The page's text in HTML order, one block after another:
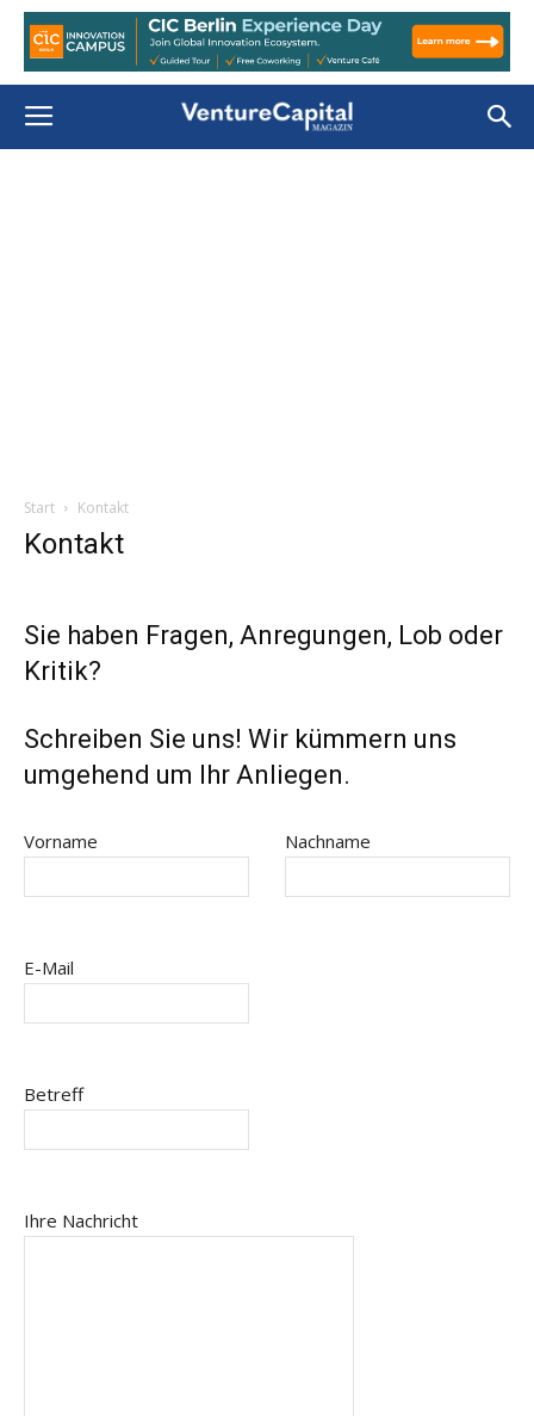
Start Kontakt
Kontakt
Sie haben Fragen, Anregungen, Lob oder
Kritik?
Schreiben Sie uns! Wir kümmern uns
umgehend um Ihr Anliegen.
Vorname Nachname
E-Mail
Betreff
Ihre Nachricht